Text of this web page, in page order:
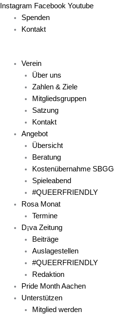
Zum
Inhalt
springen
Instagram Facebook Youtube
Main
Menu
Spenden
Kontakt
Main
Menu
Verein
Über uns
Zahlen & Ziele
Mitgliedsgruppen
Satzung
Kontakt
Angebot
Übersicht
Beratung
Kostenübernahme SBGG
Spieleabend
#QUEERFRIENDLY
Rosa Monat
Termine
D¡va Zeitung
Beiträge
Auslagestellen
#QUEERFRIENDLY
Redaktion
Pride Month Aachen
Unterstützen
Mitglied werden
Main
Menu
Main
Menu
Main
Menu